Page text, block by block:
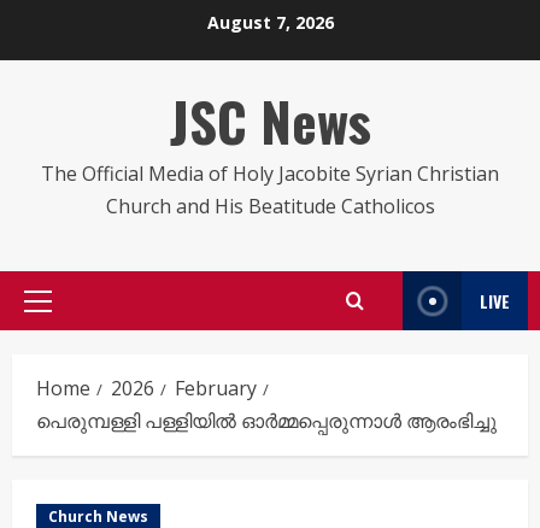
August 7, 2026
JSC News
The Official Media of Holy Jacobite Syrian Christian
Church and His Beatitude Catholicos
Primary
LIVE
Home 2026
February
പെരുമ്പള്ളി പള്ളിയിൽ ഓർമ്മപ്പെരുന്നാൾ ആരംഭിച്ചു
Church News